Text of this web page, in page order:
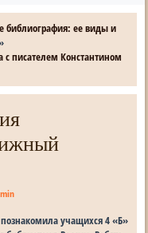
библиография: ее виды и
с писателем Константином
учащихся 4 «Б»